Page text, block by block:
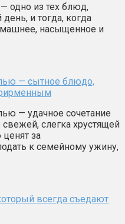
одно из тех блюд,
и тогда, когда
насыщенное и
— сытное блюдо,
— удачное сочетание
слегка хрустящей
за
к семейному ужину,
всегда съедают